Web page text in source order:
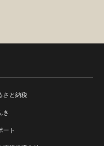
さと納税
き
ート